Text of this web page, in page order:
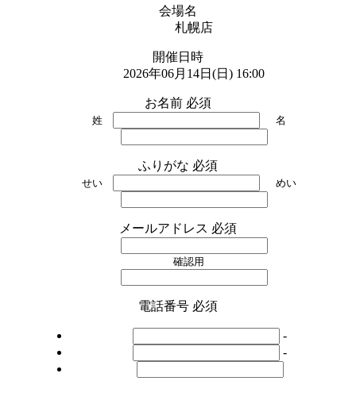
会場名
札幌店
開催日時
2026年06月14日(日) 16:00
お名前 必須
姓 名
ふりがな 必須
せい めい
メールアドレス 必須
確認用
電話番号 必須
-
-